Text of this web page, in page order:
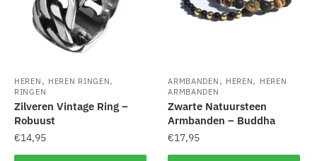
HEREN , HEREN RINGEN,
RINGEN
Zilveren Vintage Ring –
Robuust
€14,95
ARMBANDEN , HEREN, HEREN
ARMBANDEN
Zwarte Natuursteen
Armbanden – Buddha
€17,95